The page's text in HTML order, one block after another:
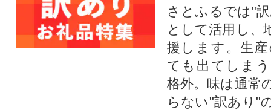
さとふるでは"
として活用し、
援します。⽣
ても出てしま
格外。味は通常
らない"訳あり"